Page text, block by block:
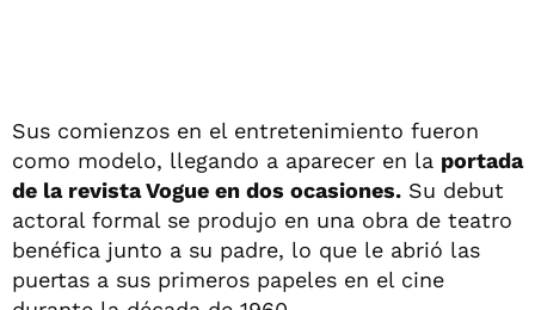
Sus comienzos en el entretenimiento fueron
como modelo, llegando a aparecer en la portada
de la revista Vogue en dos ocasiones. Su debut
actoral formal se produjo en una obra de teatro
benéfica junto a su padre, lo que le abrió las
puertas a sus primeros papeles en el cine